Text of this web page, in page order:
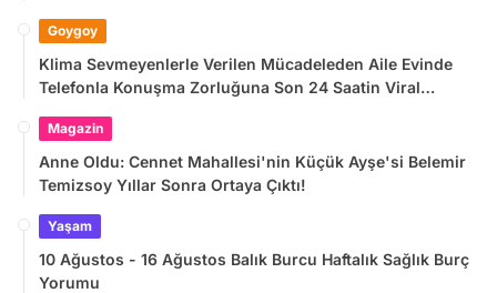
Goygoy
Klima Sevmeyenlerle Verilen Mücadeleden Aile Evinde
Telefonla Konuşma Zorluğuna Son 24 Saatin Viral
Magazin
Anne Oldu: Cennet Mahallesi'nin Küçük Ayşe'si Belemir
Temizsoy Yıllar Sonra Ortaya Çıktı!
Yaşam
10 Ağustos - 16 Ağustos Balık Burcu Haftalık Sağlık Burç
Yorumu